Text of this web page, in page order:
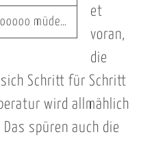
müde…
et
voran,
die
Schritt für Schritt
wird allmählich
spüren auch die